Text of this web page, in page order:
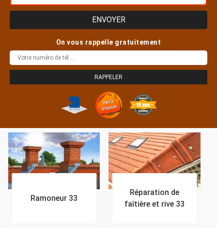
On vous rappelle gratuitement
Ramoneur 33
Réparation de
faîtière et rive 33